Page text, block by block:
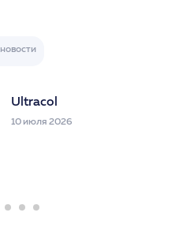
Ultracol
10 июля 2026